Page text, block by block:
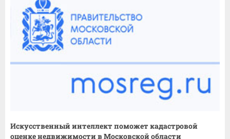
Искусственный интеллект поможет кадастровой
оценке недвижимости в Московской области